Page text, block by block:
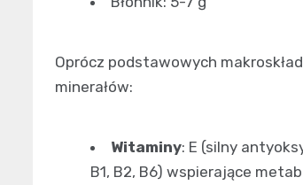
Oprócz podstawowych
minerałów:
Witaminy: E (silny
B1, B2, B6) wspierające